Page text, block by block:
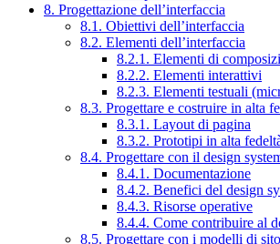
8. Progettazione dell’interfaccia
8.1. Obiettivi dell’interfaccia
8.2. Elementi dell’interfaccia
8.2.1. Elementi di
8.2.2. Elementi interattivi
8.2.3. Elementi testuali
8.3. Progettare e costruire in alta
8.3.1. Layout di pagina
8.3.2. Prototipi in alta
8.4. Progettare con il design
8.4.1. Documentazione
8.4.2. Benefici del design
8.4.3. Risorse operative
8.4.4. Come contribuire al
8.5. Progettare con i modelli di